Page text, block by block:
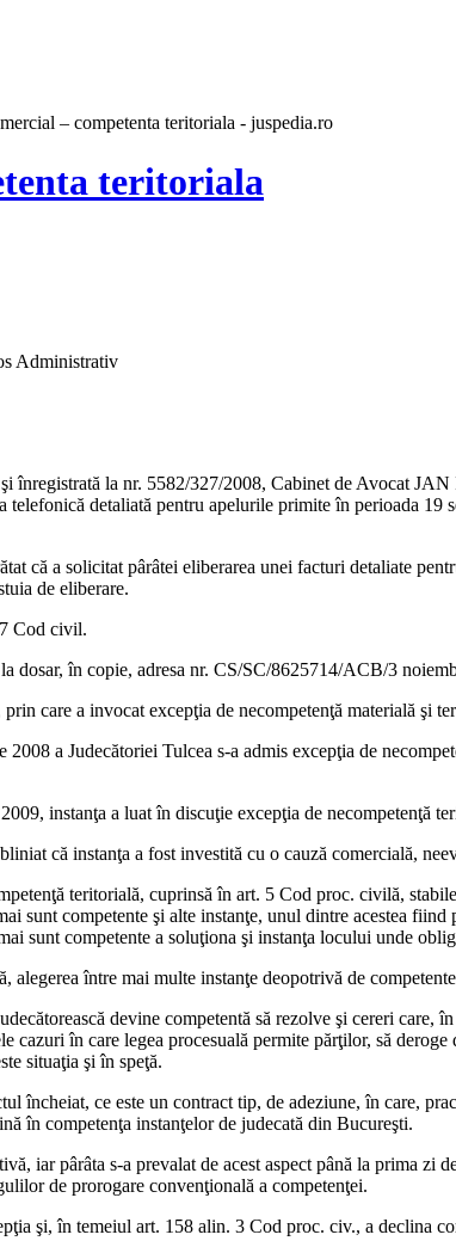
– competenta teritoriala - juspedia.ro
teritoriala
Administrativ
şi înregistrată la nr. 5582/327/2008, Cabinet de Avocat
telefonică detaliată pentru apelurile primite în perioada
că a solicitat pârâtei eliberarea unei facturi detaliate
de eliberare.
Cod civil.
dosar, în copie, adresa nr. CS/SC/8625714/ACB/3
care a invocat excepţia de necompetenţă materială şi
a Judecătoriei Tulcea s-a admis excepţia de
instanţa a luat în discuţie excepţia de necompetenţă
că instanţa a fost investită cu o cauză comercială,
teritorială, cuprinsă în art. 5 Cod proc. civilă,
sunt competente şi alte instanţe, unul dintre acestea
sunt competente a soluţiona şi instanţa locului unde
alegerea între mai multe instanţe deopotrivă de
devine competentă să rezolve şi cereri
cazuri în care legea procesuală permite părţilor, să
situaţia şi în speţă.
încheiat, ce este un contract tip, de adeziune, în care,
în competenţa instanţelor de judecată din Bucureşti.
iar pârâta s-a prevalat de acest aspect până la prima
de prorogare convenţională a competenţei.
şi, în temeiul art. 158 alin. 3 Cod proc. civ., a